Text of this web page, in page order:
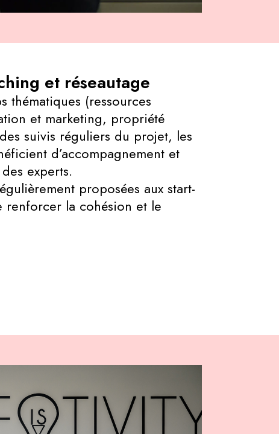
et réseautage
thématiques (ressources
et marketing, propriété
suivis réguliers du projet, les
d’accompagnement et
experts.
proposées aux start-
renforcer la cohésion et le